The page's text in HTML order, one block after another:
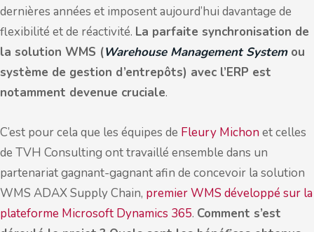
dernières années et imposent aujourd’hui davantage de
flexibilité et de réactivité. La parfaite synchronisation de
la solution WMS (Warehouse Management Systemou
système de gestion d’entrepôts) avec l’ERP est
notamment devenue cruciale.
C’est pour cela que les équipes de Fleury Michon et celles
de TVH Consulting ont travaillé ensemble dans un
partenariat gagnant-gagnant afin de concevoir la solution
WMS ADAX Supply Chain, premier WMS développé sur la
plateforme Microsoft Dynamics 365. Comment s’est